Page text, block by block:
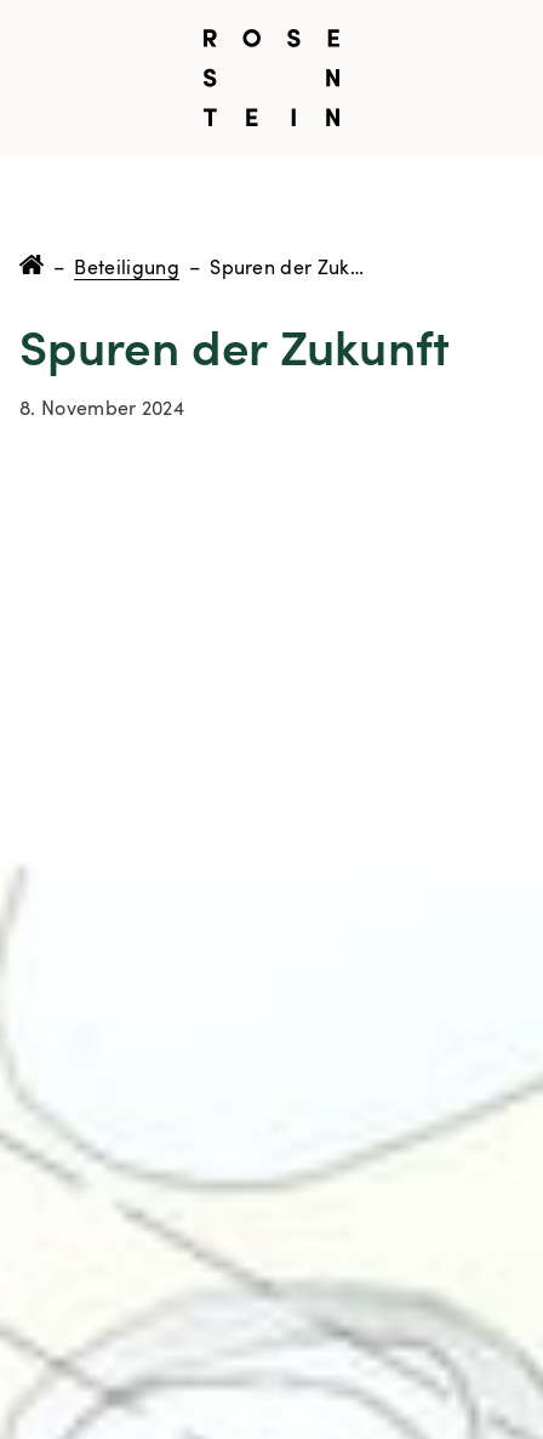
– Beteiligung – Spuren der Zukunft
Spuren der Zukunft
8. November 2024